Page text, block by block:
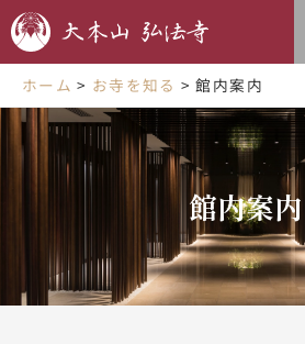
容
ホーム お寺を知る 館内案内
館内案内